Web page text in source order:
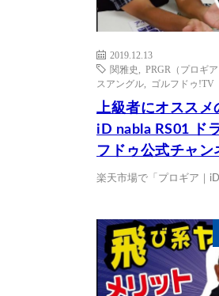
2019.12.13
関雅史
PRGR（プロギア
スアングル
ゴルフドゥ!TV
上級者にオススメ
iD nabla RS01 ド
フドゥ公式チャン
楽天市場で「プロギア｜iD